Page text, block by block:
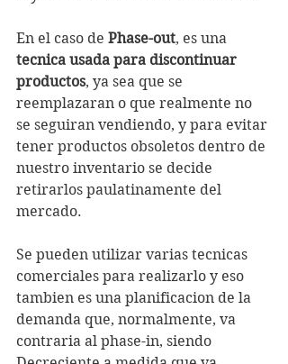
En el caso de Phase-out, es una
tecnica usada para discontinuar
productos, ya sea que se
reemplazaran o que realmente no
se seguiran vendiendo, y para evitar
tener productos obsoletos dentro de
nuestro inventario se decide
retirarlos paulatinamente del
mercado.
Se pueden utilizar varias tecnicas
comerciales para realizarlo y eso
tambien es una planificacion de la
demanda que, normalmente, va
contraria al phase-in, siendo